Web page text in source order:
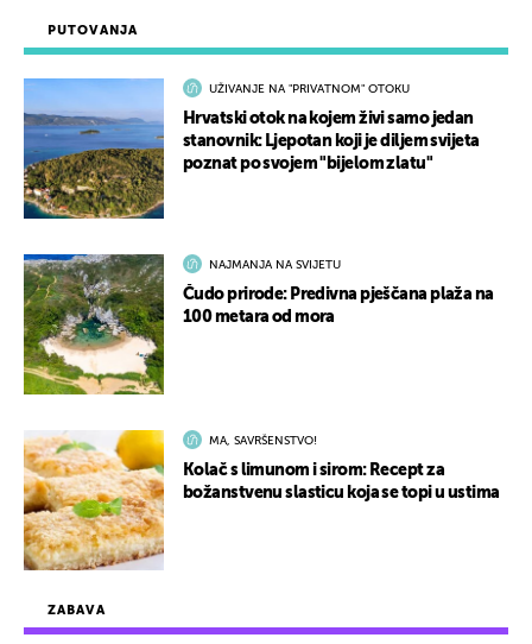
ZABAVA
PUTOVANJA
UŽIVANJE NA "PRIVATNOM" OTOKU
Hrvatski otok na kojem živi samo jedan
stanovnik: Ljepotan koji je diljem svijeta
poznat po svojem "bijelom zlatu"
NAJMANJA NA SVIJETU
Čudo prirode: Predivna pješčana plaža na
100 metara od mora
MA, SAVRŠENSTVO!
Kolač s limunom i sirom: Recept za
božanstvenu slasticu koja se topi u ustima